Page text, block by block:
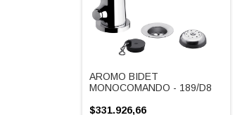
AROMO BIDET
MONOCOMANDO - 189/D8
$331.926,66